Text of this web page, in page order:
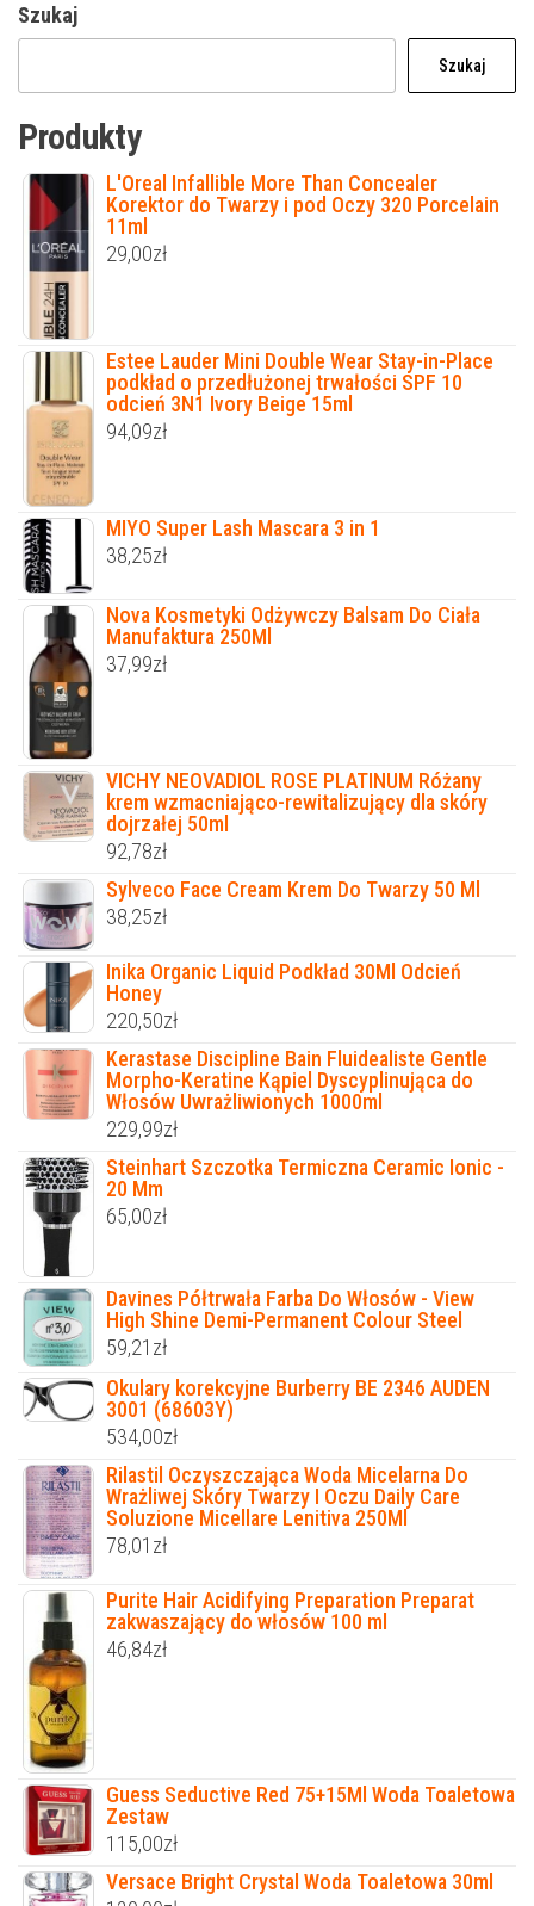
Szukaj
Szukaj
Produkty
L'Oreal Infallible More Than Concealer
Korektor do Twarzy i pod Oczy 320 Porcelain
11ml
29,00zł
Estee Lauder Mini Double Wear Stay-in-Place
podkład o przedłużonej trwałości SPF 10
odcień 3N1 Ivory Beige 15ml
94,09zł
MIYO Super Lash Mascara 3 in 1
38,25zł
Nova Kosmetyki Odżywczy Balsam Do Ciała
Manufaktura 250Ml
37,99zł
VICHY NEOVADIOL ROSE PLATINUM Różany
krem wzmacniająco-rewitalizujący dla skóry
dojrzałej 50ml
92,78zł
Sylveco Face Cream Krem Do Twarzy 50 Ml
38,25zł
Inika Organic Liquid Podkład 30Ml Odcień
Honey
220,50zł
Kerastase Discipline Bain Fluidealiste Gentle
Morpho-Keratine Kąpiel Dyscyplinująca do
Włosów Uwrażliwionych 1000ml
229,99zł
Steinhart Szczotka Termiczna Ceramic Ionic -
20 Mm
65,00zł
Davines Półtrwała Farba Do Włosów - View
High Shine Demi-Permanent Colour Steel
59,21 zł
Okulary korekcyjne Burberry BE 2346 AUDEN
3001 (68603Y)
534,00zł
Rilastil Oczyszczająca Woda Micelarna Do
Wrażliwej Skóry Twarzy I Oczu Daily Care
Soluzione Micellare Lenitiva 250Ml
78,01 zł
Purite Hair Acidifying Preparation Preparat
zakwaszający do włosów 100 ml
46,84zł
Guess Seductive Red 75+15Ml Woda Toaletowa
Zestaw
115,00zł
Versace Bright Crystal Woda Toaletowa 30ml